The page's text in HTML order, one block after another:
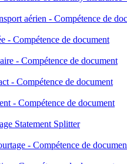
aérien - Compétence de
- Compétence de document
- Compétence de document
- Compétence de document
- Compétence de document
Statement Splitter
- Compétence de